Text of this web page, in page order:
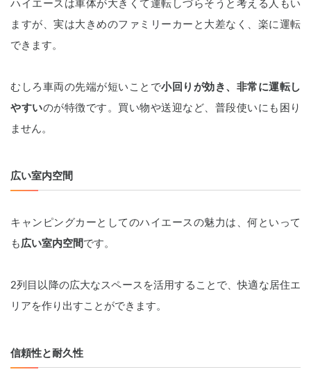
ハイエースは車体が大きくて運転しづらそうと考える人もい
ますが、実は大きめのファミリーカーと大差なく、楽に運転
できます。
むしろ車両の先端が短いことで小回りが効き、非常に運転し
やすいのが特徴です。買い物や送迎など、普段使いにも困り
ません。
広い室内空間
キャンピングカーとしてのハイエースの魅力は、何といって
も 広い室内空間 です。
2列目以降の広大なスペースを活用することで、快適な居住エ
リアを作り出すことができます。
信頼性と耐久性